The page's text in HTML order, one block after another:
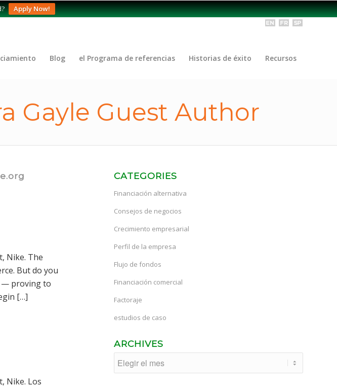
Apply Now!
Blog el Programa de referencias Historias de éxito Recursos
Gayle Guest Author
Nike. The
But do you
— proving to
[…]
Nike. Los
CATEGORIES
Financiación alternativa
Consejos de negocios
Crecimiento empresarial
Perfil de la empresa
Flujo de fondos
Financiación comercial
Factoraje
estudios de caso
ARCHIVES